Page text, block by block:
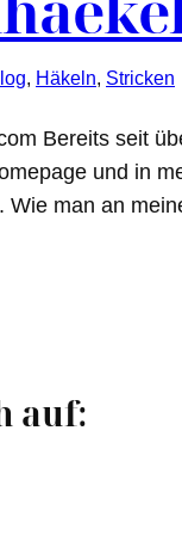
, Häkeln, Stricken
Bereits seit
und in
Wie man an
auf: